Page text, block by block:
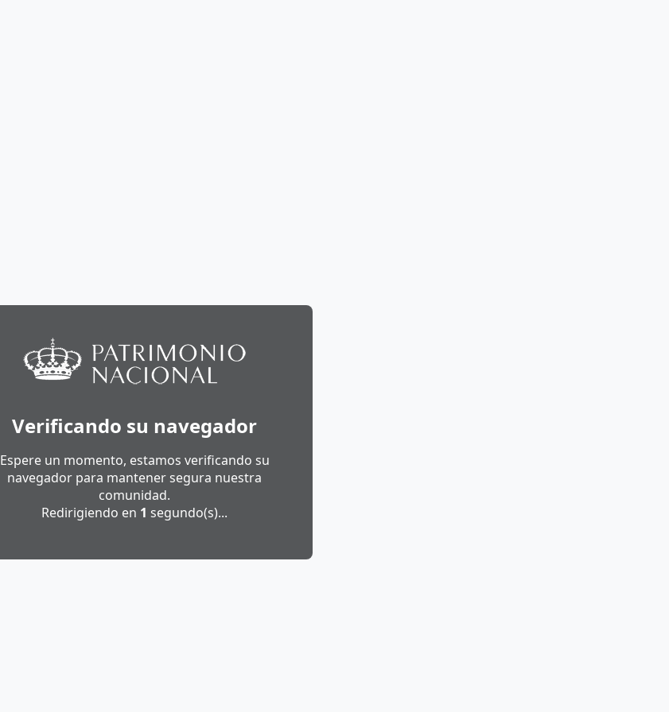
Verificando su navegador
Espere un momento, estamos verificando su
navegador para mantener segura nuestra
comunidad.
Redirigiendo en 1 segundo(s)...